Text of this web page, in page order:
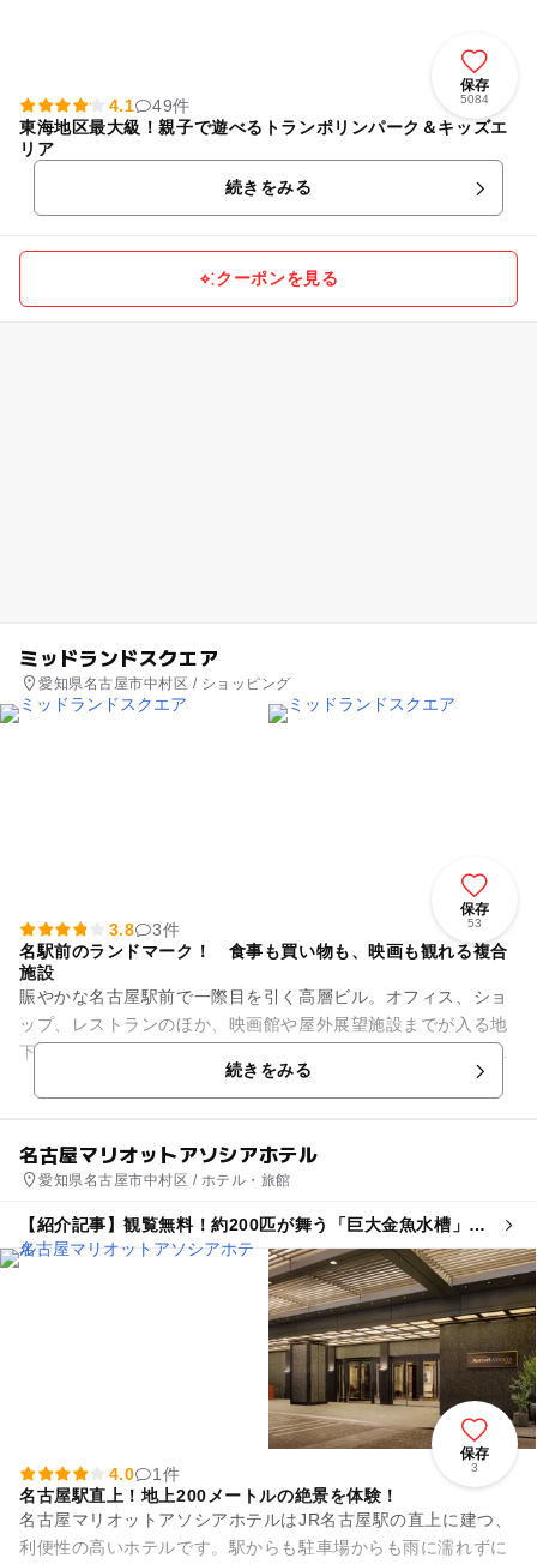
保存
5084
4.1
49件
東海地区最大級！親子で遊べるトランポリンパーク＆キッズエ
リア
続きをみる
クーポンを見る
ミッドランドスクエア
愛知県名古屋市中村区 / ショッピング
保存
53
3.8
3件
名駅前のランドマーク！ 食事も買い物も、映画も観れる複合
施設
賑やかな名古屋駅前で一際目を引く高層ビル。オフィス、ショ
ップ、レストランのほか、映画館や屋外展望施設までが入る地
下6階、地上47階建ての大型複合施設です。 中に入ると圧巻の
続きをみる
名古屋マリオットアソシアホテル
愛知県名古屋市中村区 / ホテル・旅館
【紹介記事】観覧無料！約200匹が舞う「巨大金魚水槽」が
話題 名古屋市の駅直上ホテルで展示開始
保存
3
4.0
1件
名古屋駅直上！地上200メートルの絶景を体験！
名古屋マリオットアソシアホテルはJR名古屋駅の直上に建つ、
利便性の高いホテルです。駅からも駐車場からも雨に濡れずに